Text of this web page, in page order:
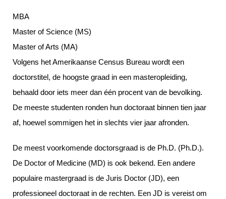
MBA
Master of Science (MS)
Master of Arts (MA)
Volgens het Amerikaanse Census Bureau wordt een
doctorstitel, de hoogste graad in een masteropleiding,
behaald door iets meer dan één procent van de bevolking.
De meeste studenten ronden hun doctoraat binnen tien jaar
af, hoewel sommigen het in slechts vier jaar afronden.
De meest voorkomende doctorsgraad is de Ph.D. (Ph.D.).
De Doctor of Medicine (MD) is ook bekend. Een andere
populaire mastergraad is de Juris Doctor (JD), een
professioneel doctoraat in de rechten. Een JD is vereist om